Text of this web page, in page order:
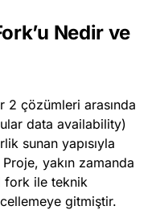
Nedir ve
2 çözümleri arasında
data availability)
sunan yapısıyla
yakın zamanda
fork ile teknik
gitmiştir.